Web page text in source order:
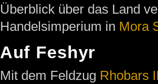
Überblick über das Land
Handelsimperium in Mora
Auf Feshyr
Mit dem Feldzug Rhobars